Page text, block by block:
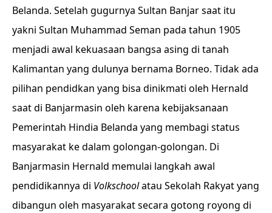
Belanda. Setelah gugurnya Sultan Banjar saat itu
yakni Sultan Muhammad Seman pada tahun 1905
menjadi awal kekuasaan bangsa asing di tanah
Kalimantan yang dulunya bernama Borneo. Tidak ada
pilihan pendidkan yang bisa dinikmati oleh Hernald
saat di Banjarmasin oleh karena kebijaksanaan
Pemerintah Hindia Belanda yang membagi status
masyarakat ke dalam golongan-golongan. Di
Banjarmasin Hernald memulai langkah awal
pendidikannya di Volkschoolatau Sekolah Rakyat yang
dibangun oleh masyarakat secara gotong royong di